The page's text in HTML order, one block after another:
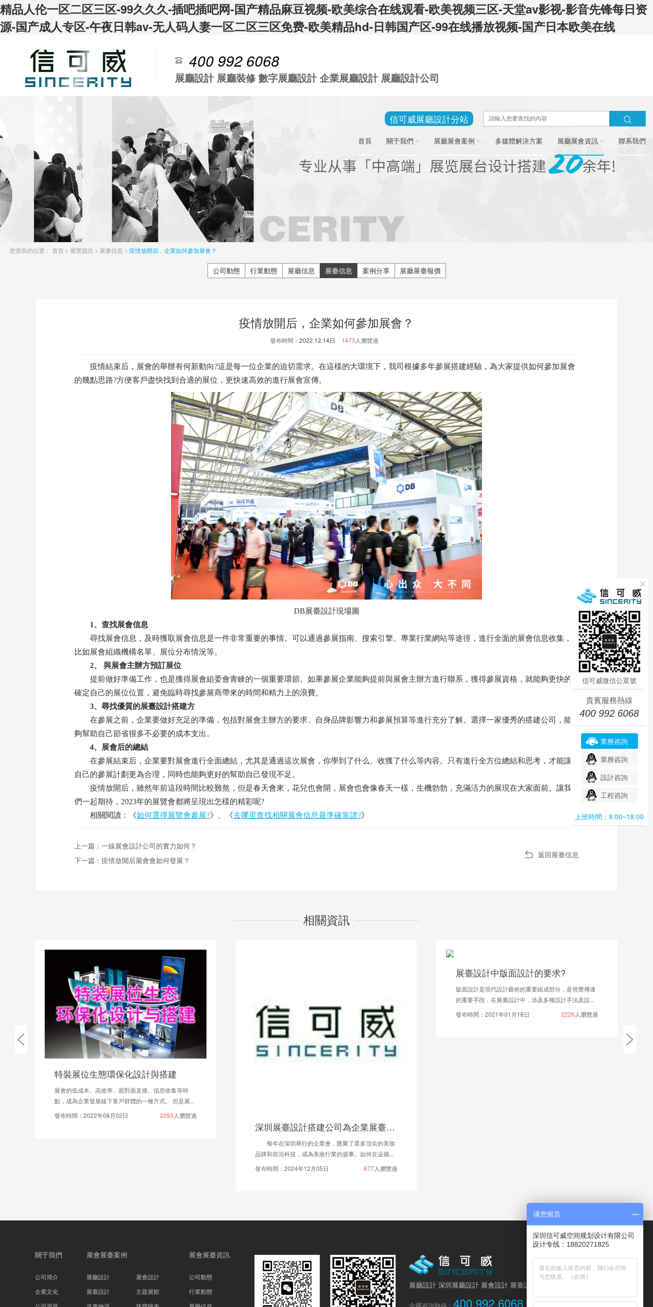
精品人伦一区二区三区-99久久久-插吧插吧网-国产精品麻豆视频-欧美综合在线观看-欧美视频三区-天堂av影视-影音先锋每日资
源-国产成人专区-午夜日韩av-无人码人妻一区二区三区免费-欧美精品hd-日韩国产区-99在线播放视频-国产日本欧美在线
400 992 6068
展廳設計 展廳裝修 數字展廳設計 企業展廳設計 展廳設計公司
信可威展廳設計分站
首頁 關于我們 展廳展會案例 多媒體解決方案 展廳展會資訊 聯系我們
您當前的位置： 首頁 > 展覽資訊 > 展臺信息 > 疫情放開后，企業如何參加展會？
公司動態 行業動態 展廳信息 展臺信息 案例分享 展廳展臺報價
疫情放開后，企業如何參加展會？
發布時間： 2022.12.14日 1473 人瀏覽過
疫情結束后，展會的舉辦有何新動向?這是每一位企業的迫切需求。在這樣的大環境下，我司根據多年參展搭建經驗，為大家提供如何參加展會
的幾點思路?方便客戶盡快找到合適的展位，更快速高效的進行展會宣傳。
DB展臺設計現場圖
1、查找展會信息
尋找展會信息，及時獲取展會信息是一件非常重要的事情。可以通過參展指南、搜索引擎、專業行業網站等途徑，進行全面的展會信息收集，
比如展會組織機構名單、展位分布情況等。
2、 與展會主辦方預訂展位
提前做好準備工作，也是獲得展會組委會青睞的一個重要環節。如果參展企業能夠提前與展會主辦方進行聯系，獲得參展資格，就能夠更快的
確定自己的展位位置，避免臨時尋找參展商帶來的時間和精力上的浪費。
3、尋找優質的展臺設計搭建方
在參展之前，企業要做好充足的準備，包括對展會主辦方的要求、自身品牌影響力和參展預算等進行充分了解。選擇一家優秀的搭建公司，能
夠幫助自己節省很多不必要的成本支出。
4、展會后的總結
在參展結束后，企業要對展會進行全面總結，尤其是通過這次展會，你學到了什么、收獲了什么等內容。只有進行全方位總結和思考，才能讓
自己的參展計劃更為合理，同時也能夠更好的幫助自己發現不足。
疫情放開后，雖然年前這段時間比較難熬，但是春天會來，花兒也會開，展會也會像春天一樣，生機勃勃，充滿活力的展現在大家面前。讓我
們一起期待，2023年的展覽會都將呈現出怎樣的精彩呢?
相關閱讀：《如何選擇展覽會參展?》、《去哪里查找相關展會信息最準確靠譜?》
上一篇： 一線展會設計公司的實力如何？
下一篇： 疫情放開后展會會如何發展？
返回展臺信息
相關資訊
位生態環保化設計與搭建
成本、高效率、面對面直接、信息收集等特
企業發展線下客戶群體的一種方式。 但是展...
2293人瀏覽過
深圳展臺設計搭建公司為企業展臺設計搭建提供一站式服務
每年在深圳舉行的企業會，匯聚了眾多頂尖的美妝
品牌和前沿科技，成為美妝行業的盛事。如何在這個...
677人瀏覽過
展臺設計中版面設計的要求?
版面設計是現代設計藝術的重要組成部分，是視覺傳達
的重要手段，在展臺設計中，涉及多種設計手法及設...
發布時間：2021年01月18日
2226人瀏覽過
中國是目前世界上最大的
于“煤炭”等能源展會舉辦
發布時間：2020年03月31
關于我們
公司簡介
企業文化
展會展臺案例
展廳設計
展會設計
展臺設計
主題展館
展會展臺資訊
公司動態
行業動態
展廳設計 深圳展廳設計 展會設計 展臺設計
400 992 6068
信可威微信公眾號
貴賓服務熱線
400 992 6068
業務咨詢
業務咨詢
設計咨詢
工程咨詢
上班時間：9:00~18:00
请您留言
深圳信可威空间规划设计有限公司
设计专线：18820271825